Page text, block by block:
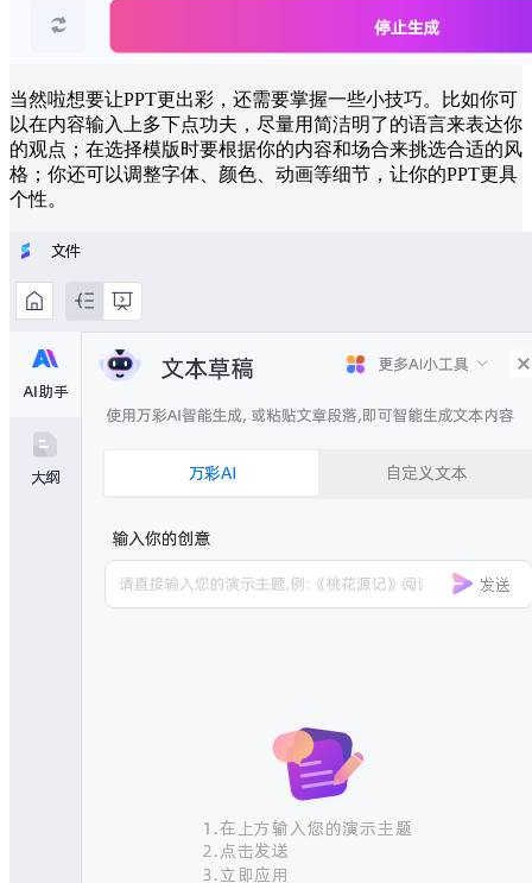
当然啦想要让PPT更出彩，还需要掌握一些小技巧。比如你可
以在内容输入上多下点功夫，尽量用简洁明了的语言来表达你
的观点；在选择模版时要根据你的内容和场合来挑选合适的风
格；你还可以调整字体、颜色、动画等细节，让你的PPT更具
个性。